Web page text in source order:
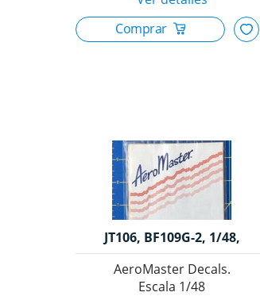
JT106, BF109G-2, 1/48,
AeroMaster Decals. 5
AeroMaster Decals.
1/48